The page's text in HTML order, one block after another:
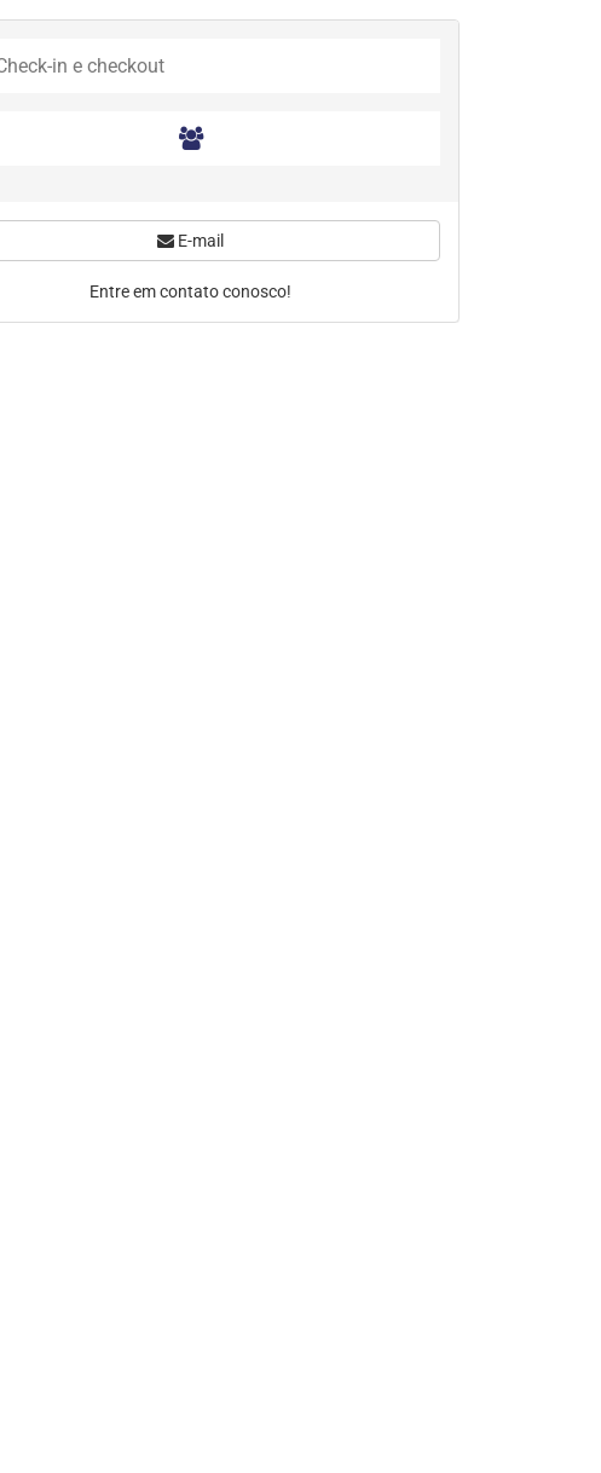
E-mail
Entre em contato conosco!